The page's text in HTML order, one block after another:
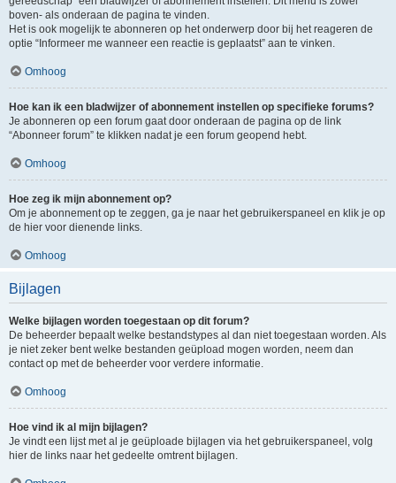
boven- als onderaan de pagina te vinden.
Het is ook mogelijk te abonneren op het onderwerp door bij het reageren de
optie “Informeer me wanneer een reactie is geplaatst” aan te vinken.
Omhoog
Hoe kan ik een bladwijzer of abonnement instellen op specifieke forums?
Je abonneren op een forum gaat door onderaan de pagina op de link
“Abonneer forum” te klikken nadat je een forum geopend hebt.
Omhoog
Hoe zeg ik mijn abonnement op?
Om je abonnement op te zeggen, ga je naar het gebruikerspaneel en klik je op
de hier voor dienende links.
Omhoog
Bijlagen
Welke bijlagen worden toegestaan op dit forum?
De beheerder bepaalt welke bestandstypes al dan niet toegestaan worden. Als
je niet zeker bent welke bestanden geüpload mogen worden, neem dan
contact op met de beheerder voor verdere informatie.
Omhoog
Hoe vind ik al mijn bijlagen?
Je vindt een lijst met al je geüploade bijlagen via het gebruikerspaneel, volg
hier de links naar het gedeelte omtrent bijlagen.